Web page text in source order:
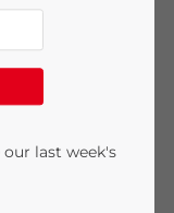
к
last week's